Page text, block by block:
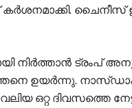
ചൈനീസ്
നിർത്താൻ ട്രംപ്
ഉയർന്നു. നാസ്ഡാക്ക്
ഒറ്റ ദിവസത്തെ